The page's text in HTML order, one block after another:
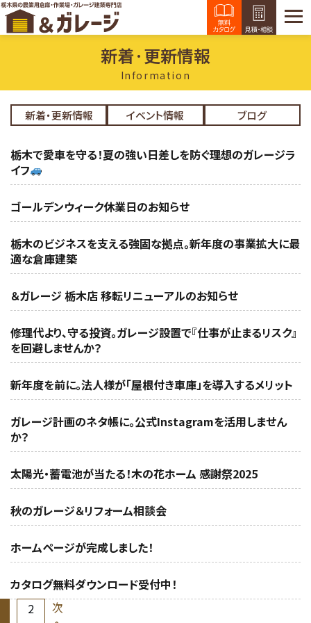
新着·更新情報
Information
新着・更新情報 イベント情報 ブログ
栃木で愛車を守る！夏の強い日差しを防ぐ理想のガレージラ
イフ
ゴールデンウィーク休業日のお知らせ
栃木のビジネスを支える強固な拠点。新年度の事業拡大に最
適な倉庫建築
＆ガレージ 栃木店 移転リニューアルのお知らせ
修理代より、守る投資。ガレージ設置で『仕事が止まるリスク』
を回避しませんか？
新年度を前に。法人様が「屋根付き車庫」を導入するメリット
ガレージ計画のネタ帳に。公式Instagramを活用しません
か？
太陽光・蓄電池が当たる！木の花ホーム 感謝祭2025
秋のガレージ＆リフォーム相談会
ホームページが完成しました！
カタログ無料ダウンロード受付中！
2
次